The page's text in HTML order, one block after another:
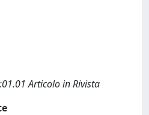
Articolo in Rivista